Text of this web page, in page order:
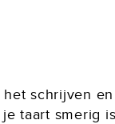
schrijven
taart smerig